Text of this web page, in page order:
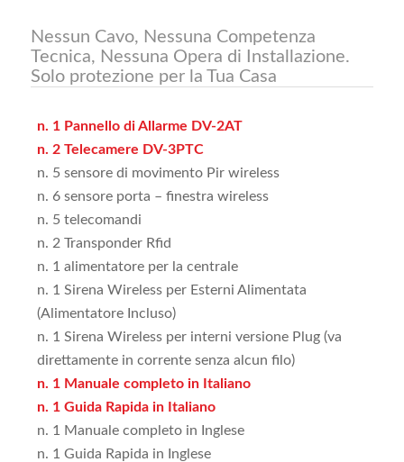
Nessun Cavo, Nessuna Competenza
Tecnica, Nessuna Opera di Installazione.
Solo protezione per la Tua Casa
n. 1 Pannello di Allarme DV-2AT
n. 2 Telecamere DV-3PTC
n. 5 sensore di movimento Pir wireless
n. 6 sensore porta – finestra wireless
n. 5 telecomandi
n. 2 Transponder Rfid
n. 1 alimentatore per la centrale
n. 1 Sirena Wireless per Esterni Alimentata
(Alimentatore Incluso)
n. 1 Sirena Wireless per interni versione Plug (va
direttamente in corrente senza alcun filo)
n. 1 Manuale completo in Italiano
n. 1 Guida Rapida in Italiano
n. 1 Manuale completo in Inglese
n. 1 Guida Rapida in Inglese